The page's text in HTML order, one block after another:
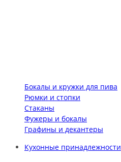
Бокалы и кружки для пива
Рюмки и стопки
Стаканы
Фужеры и бокалы
Графины и декантеры
Кухонные принадлежности